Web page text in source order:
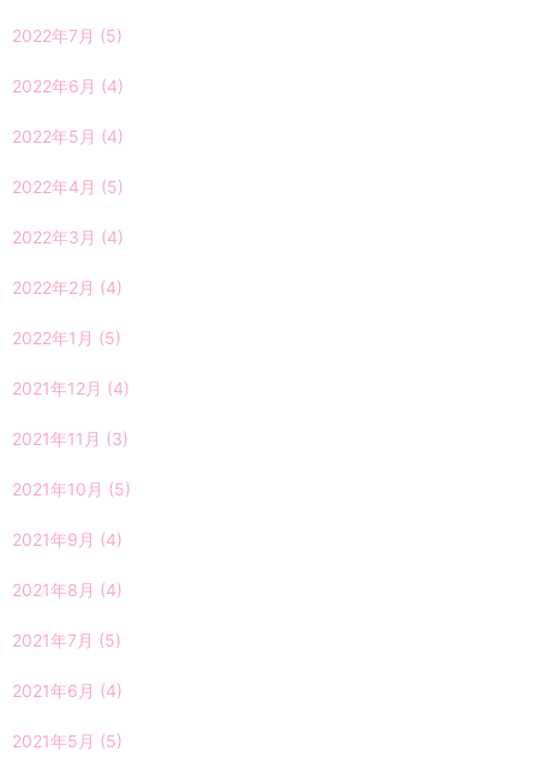
2022年7月 (5)
2022年6月 (4)
2022年5月 (4)
2022年4月 (5)
2022年3月 (4)
2022年2月 (4)
2022年1月 (5)
2021年12月 (4)
2021年11月 (3)
2021年10月 (5)
2021年9月 (4)
2021年8月 (4)
2021年7月 (5)
2021年6月 (4)
2021年5月 (5)